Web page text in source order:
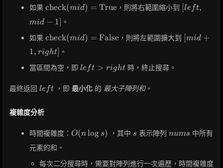
如果 \text{check}
(mid) =
\text{True}
check(mid) = True ，則將右範圍縮小到 [left,
mid-
[le ft,
mid − 1] 。
如果 \text{check}
(mid) =
\text{False}
check(mid) = False ，則將左範圍擴大到 [mid+1,
right]
[mid +
1, right] 。
當區間為空，即 left
right
le ft > right時，終止搜尋。
最終返回 left
le ft ，即最小化 的 最大子陣列和。
複雜度分析
時間複雜度： O(n
O(n log s) ，其中 s
s 表示陣列nums
nums 中所有
元素的和。
每次二分搜尋時，需要對陣列進行一次遍歷，時間複雜度